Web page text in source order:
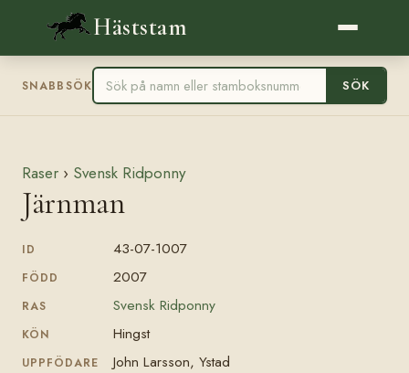
Häststam
SNABBSÖK SÖK
Raser › Svensk Ridponny
Järnman
ID 43-07-1007
FÖDD 2007
RAS Svensk Ridponny
KÖN Hingst
UPPFÖDARE John Larsson, Ystad